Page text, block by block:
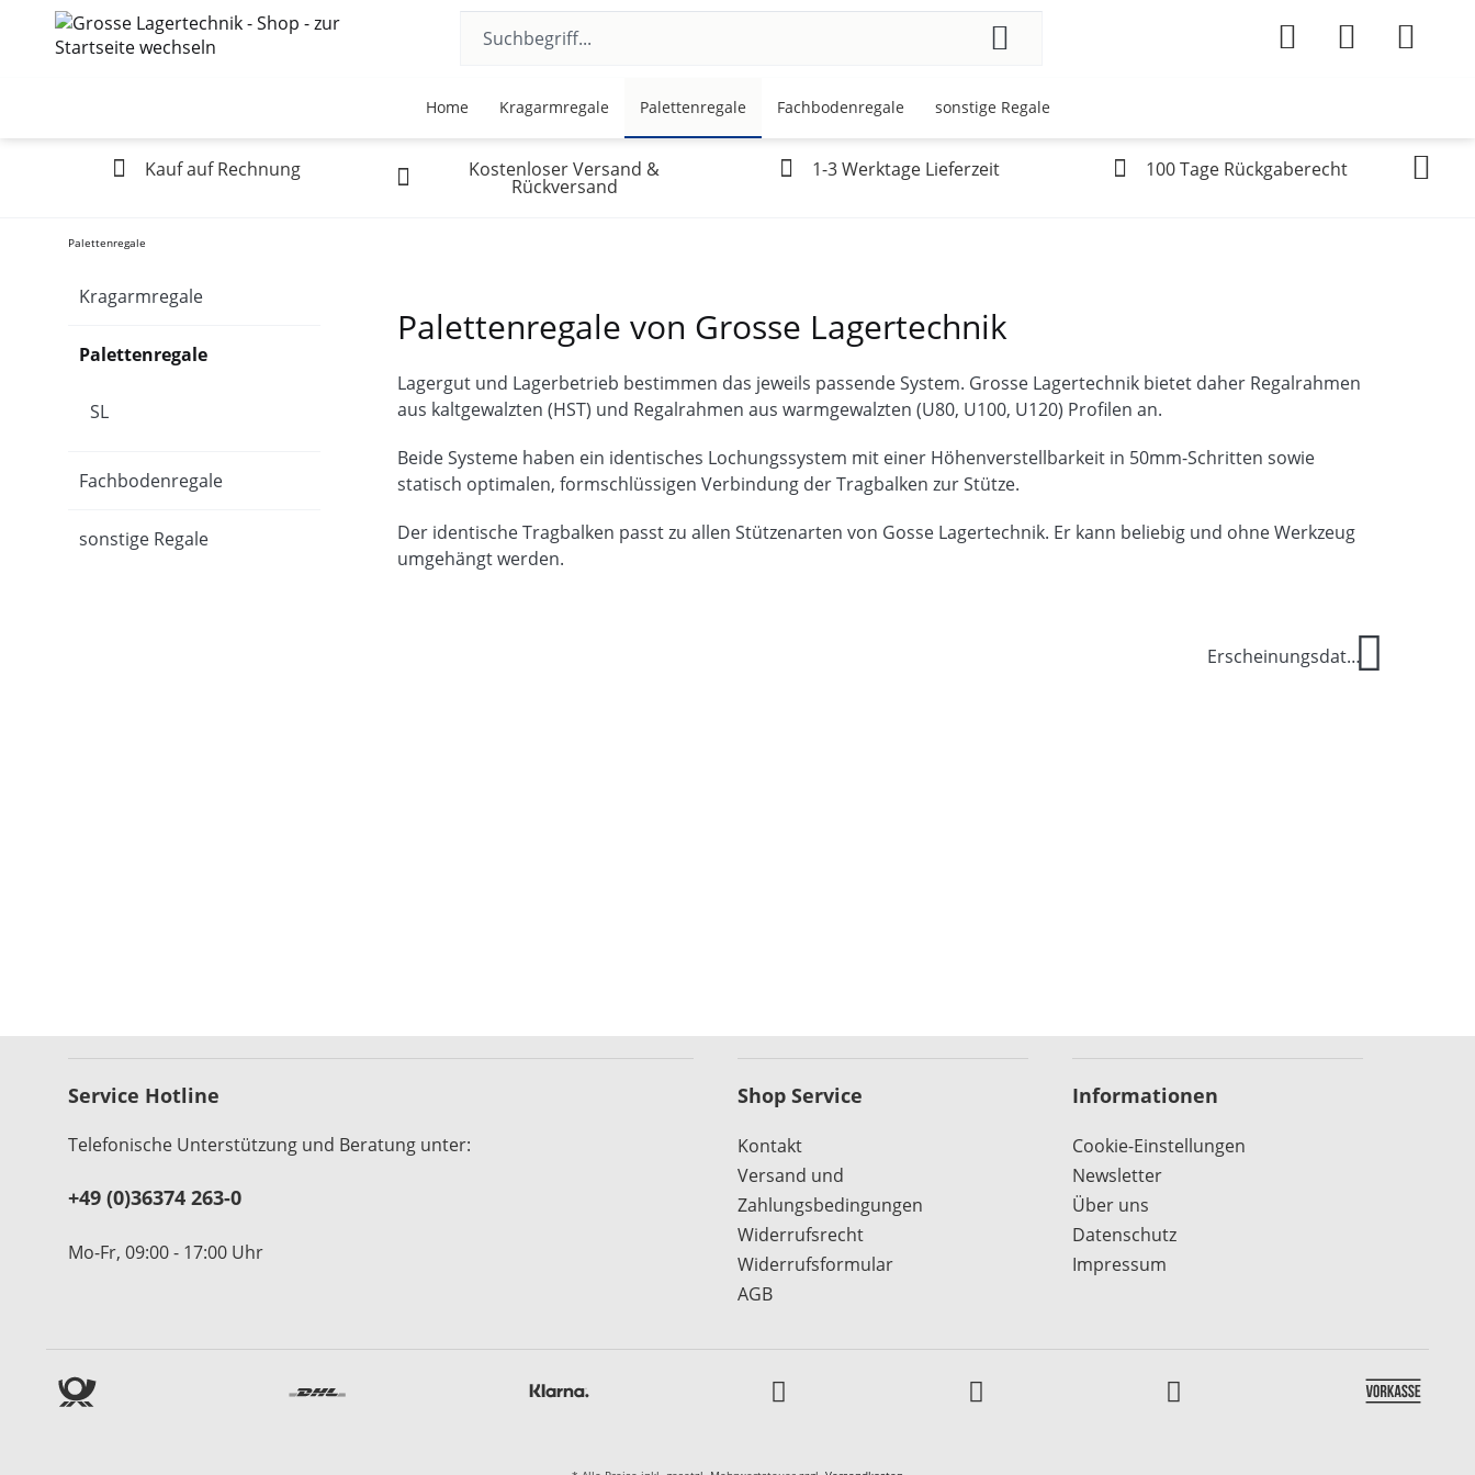
Home Kragarmregale Palettenregale Fachbodenregale sonstige Regale
Kauf auf Rechnung Kostenloser Versand &
Rückversand
1-3 Werktage Lieferzeit 100 Tage Rückgaberecht
Palettenregale
Kragarmregale
Palettenregale
SL
Fachbodenregale
sonstige Regale
Palettenregale von Grosse Lagertechnik
Lagergut und Lagerbetrieb bestimmen das jeweils passende System. Grosse Lagertechnik bietet daher Regalrahmen
aus kaltgewalzten (HST) und Regalrahmen aus warmgewalzten (U80, U100, U120) Profilen an.
Beide Systeme haben ein identisches Lochungssystem mit einer Höhenverstellbarkeit in 50mm-Schritten sowie
statisch optimalen, formschlüssigen Verbindung der Tragbalken zur Stütze.
Der identische Tragbalken passt zu allen Stützenarten von Gosse Lagertechnik. Er kann beliebig und ohne Werkzeug
umgehängt werden.
Service Hotline
Telefonische Unterstützung und Beratung unter:
+49 (0)36374 263-0
Mo-Fr, 09:00 - 17:00 Uhr
Shop Service
Kontakt
Versand und
Zahlungsbedingungen
Widerrufsrecht
Widerrufsformular
AGB
Informationen
Cookie-Einstellungen
Newsletter
Über uns
Datenschutz
Impressum